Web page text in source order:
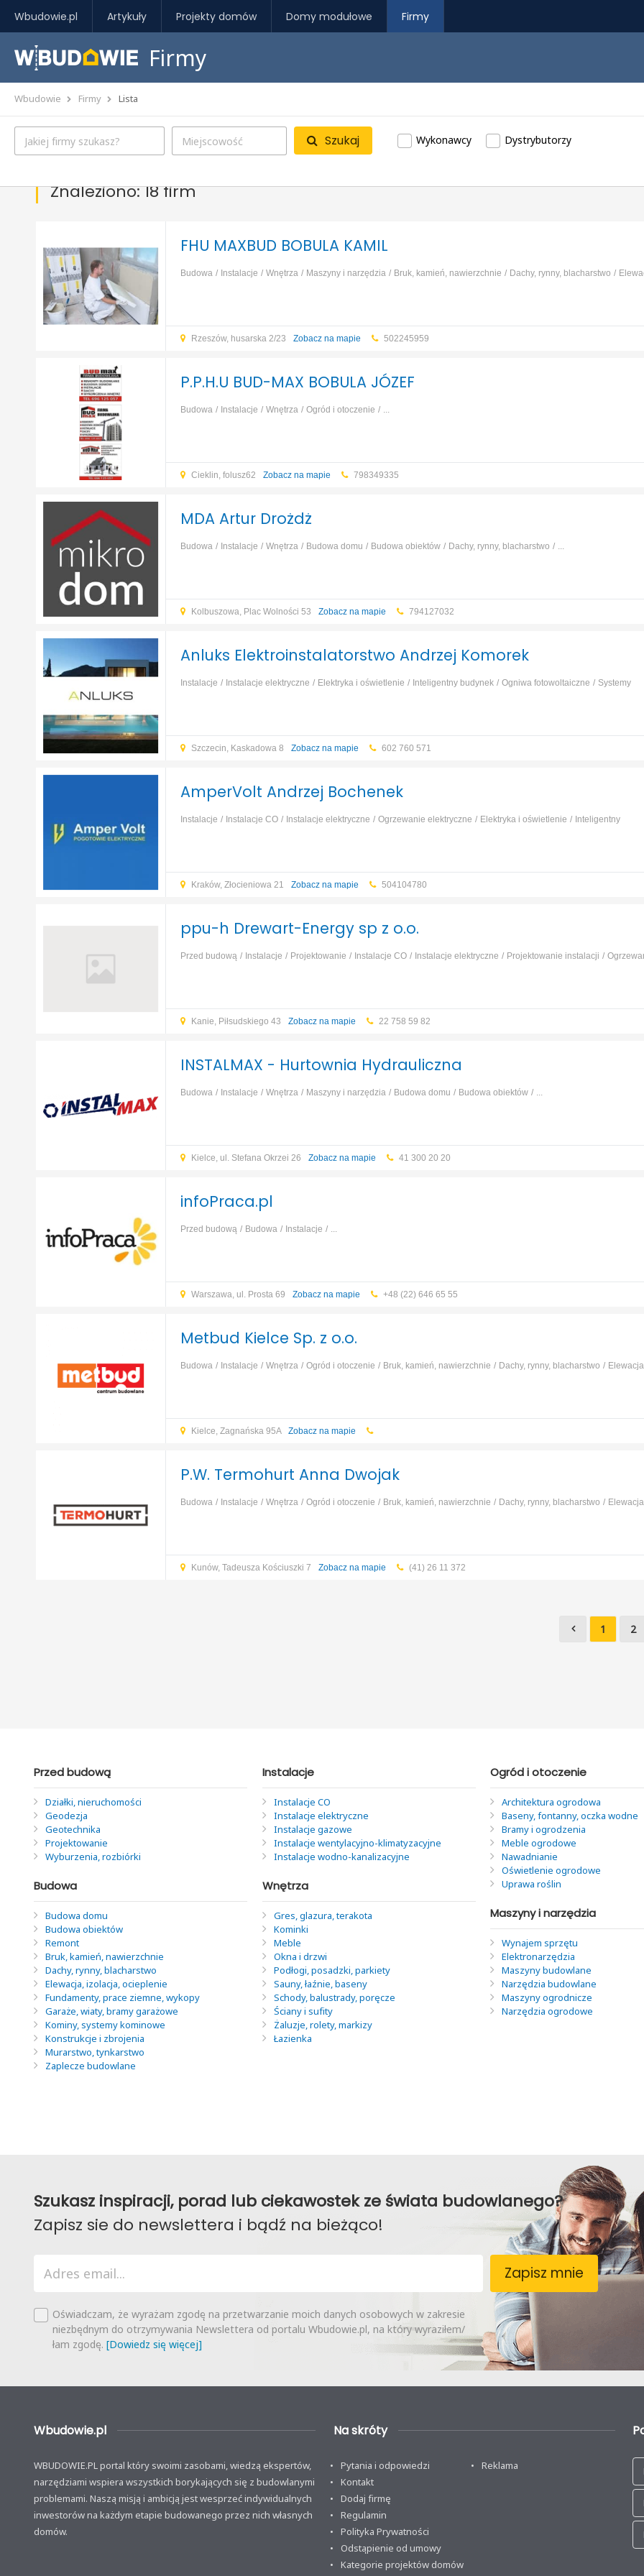
Wbudowie.pl Artykuły Projekty domów Domy modułowe Firmy
Firmy
Wbudowie Firmy Lista
Szukaj Wykonawcy Dystrybutorzy
Znaleziono: 18 firm
FHU MAXBUD BOBULA KAMIL
Budowa Instalacje Wnętrza Maszyny i narzędzia Bruk, kamień, nawierzchnie Dachy, rynny, blacharstwo
Rzeszów, husarska 2/23 Zobacz na mapie 502245959
P.P.H.U BUD-MAX BOBULA JÓZEF
Budowa Instalacje Wnętrza Ogród i otoczenie ...
Cieklin, folusz62 Zobacz na mapie 798349335
MDA Artur Drożdż
Budowa Instalacje Wnętrza Budowa domu Budowa obiektów Dachy, rynny, blacharstwo ...
Kolbuszowa, Plac Wolności 53 Zobacz na mapie 794127032
Anluks Elektroinstalatorstwo Andrzej Komorek
Instalacje Instalacje elektryczne Elektryka i oświetlenie Inteligentny budynek Ogniwa fotowoltaiczne
Systemy
Szczecin, Kaskadowa 8 Zobacz na mapie 602 760 571
AmperVolt Andrzej Bochenek
Instalacje Instalacje CO Instalacje elektryczne Ogrzewanie elektryczne Elektryka i oświetlenie
Inteligentny
Kraków, Złocieniowa 21 Zobacz na mapie 504104780
ppu-h Drewart-Energy sp z o.o.
Przed budową Instalacje Projektowanie Instalacje CO Instalacje elektryczne Projektowanie instalacji
Kanie, Piłsudskiego 43 Zobacz na mapie 22 758 59 82
INSTALMAX - Hurtownia Hydrauliczna
Budowa Instalacje Wnętrza Maszyny i narzędzia Budowa domu Budowa obiektów ...
Kielce, ul. Stefana Okrzei 26 Zobacz na mapie 41 300 20 20
infoPraca.pl
Przed budową Budowa Instalacje ...
Warszawa, ul. Prosta 69 Zobacz na mapie +48 (22) 646 65 55
Metbud Kielce Sp. z o.o.
Budowa Instalacje Wnętrza Ogród i otoczenie Bruk, kamień, nawierzchnie Dachy, rynny, blacharstwo
Kielce, Zagnańska 95A Zobacz na mapie
P.W. Termohurt Anna Dwojak
Budowa Instalacje Wnętrza Ogród i otoczenie Bruk, kamień, nawierzchnie Dachy, rynny, blacharstwo
Kunów, Tadeusza Kościuszki 7 Zobacz na mapie (41) 26 11 372
1 2
Przed budową
Działki, nieruchomości
Geodezja
Geotechnika
Projektowanie
Wyburzenia, rozbiórki
Budowa
Budowa domu
Budowa obiektów
Remont
Bruk, kamień, nawierzchnie
Dachy, rynny, blacharstwo
Elewacja, izolacja, ocieplenie
Fundamenty, prace ziemne, wykopy
Garaże, wiaty, bramy garażowe
Kominy, systemy kominowe
Konstrukcje i zbrojenia
Murarstwo, tynkarstwo
Zaplecze budowlane
Instalacje
Instalacje CO
Instalacje elektryczne
Instalacje gazowe
Instalacje wentylacyjno-klimatyzacyjne
Instalacje wodno-kanalizacyjne
Wnętrza
Gres, glazura, terakota
Kominki
Meble
Okna i drzwi
Podłogi, posadzki, parkiety
Sauny, łaźnie, baseny
Schody, balustrady, poręcze
Ściany i sufity
Żaluzje, rolety, markizy
Łazienka
Ogród i otoczenie
Architektura ogrodowa
Baseny, fontanny, oczka wodne
Bramy i ogrodzenia
Meble ogrodowe
Nawadnianie
Oświetlenie ogrodowe
Uprawa roślin
Maszyny i narzędzia
Wynajem sprzętu
Elektronarzędzia
Maszyny budowlane
Narzędzia budowlane
Maszyny ogrodnicze
Narzędzia ogrodowe
Szukasz inspiracji, porad lub ciekawostek ze świata budowlanego?
Zapisz sie do newslettera i bądź na bieżąco!
Zapisz mnie
Oświadczam, że wyrażam zgodę na przetwarzanie moich danych osobowych w zakresie
niezbędnym do otrzymywania Newslettera od portalu Wbudowie.pl, na który wyraziłem/
łam zgodę. [Dowiedz się więcej]
Wbudowie.pl
WBUDOWIE.PL portal który swoimi zasobami, wiedzą ekspertów,
narzędziami wspiera wszystkich borykających się z budowlanymi
problemami. Naszą misją i ambicją jest wesprzeć indywidualnych
inwestorów na każdym etapie budowanego przez nich własnych
domów.
Na skróty
Pytania i odpowiedzi
Kontakt
Dodaj firmę
Regulamin
Polityka Prywatności
Odstąpienie od umowy
Kategorie projektów domów
Reklama